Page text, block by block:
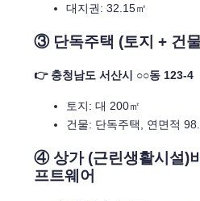
대지권: 32.15㎡
③ 단독주택 (토지 + 건
👉 충청남도 서산시 ○○동 123-4
토지: 대 200㎡
건물: 단독주택, 연면적
④ 상가 (근린생활시설)
프트웨어